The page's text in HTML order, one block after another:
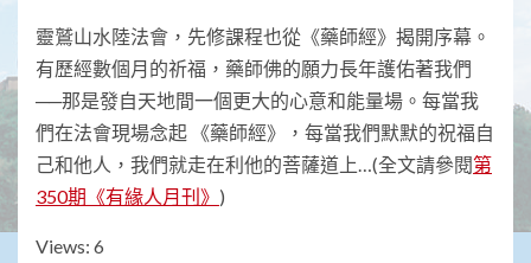
靈鷲山水陸法會，先修課程也從《藥師經》揭開序幕。
有歷經數個月的祈福，藥師佛的願力長年護佑著我們
──那是發自天地間一個更大的心意和能量場。每當我
們在法會現場念起 《藥師經》，每當我們默默的祝福自
己和他人，我們就走在利他的菩薩道上…(全文請參閱第
350期《有緣人月刊》 )
Views: 6